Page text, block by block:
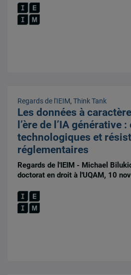
Regards de l'IEIM,Think Tank
Les données à
l’ère de l’IA générative
technologiques et
réglementaires
Regards de l'IEIM - Michael
doctorat en droit à l'UQAM, 10